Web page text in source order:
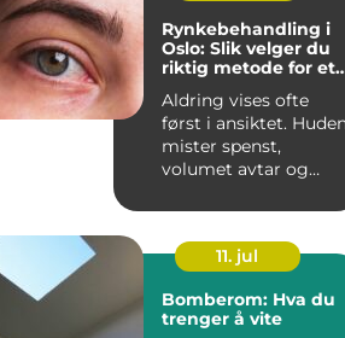
Rynkebehandling i
Oslo: Slik velger du
riktig metode for et
Aldring vises ofte
først i ansiktet.
mister spenst,
volumet avtar og
11. jul
Bomberom: Hva du
trenger å vite